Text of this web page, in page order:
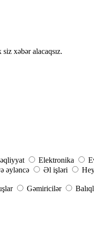
xəbər alacaqsız.
Elektronika
əyləncə Əl işləri
Gəmiricilər